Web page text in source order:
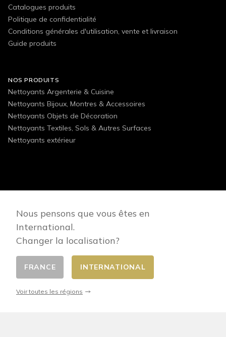
Catalogues produits
Politique de confidentialité
Conditions générales d'utilisation, vente et livraison
Guide produits
NOS PRODUITS
Nettoyants Argenterie & Cuisine
Nettoyants Bijoux, Montres & Accessoires
Nettoyants Objets de Décoration
Nettoyants Textiles, Sols & Autres Surfaces
Nettoyants extérieur
FOLLOW US
Changer de pays
Nous pensons que vous êtes en
International.
Changer la localisation?
FRANCE INTERNATIONAL
Voir toutes les régions